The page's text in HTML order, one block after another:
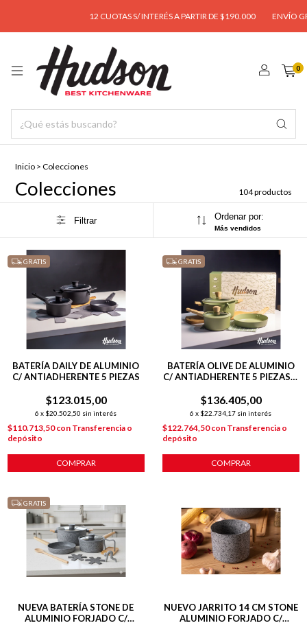
12 CUOTAS S/ INTERÉS A PARTIR DE $190.000 ENVÍO GRATIS A
0
Inicio > Colecciones
Colecciones 104 productos
Filtrar Ordenar por:
Más vendidos
GRATIS
BATERÍA DAILY DE ALUMINIO
C/ ANTIADHERENTE 5 PIEZAS
$123.015,00
6 x $20.502,50 sin interés
$110.713,50con Transferencia o
depósito
COMPRAR
GRATIS
BATERÍA OLIVE DE ALUMINIO
C/ ANTIADHERENTE 5 PIEZAS +
$136.405,00
6 x $22.734,17 sin interés
$122.764,50con Transferencia o
depósito
COMPRAR
GRATIS
NUEVA BATERÍA STONE DE
ALUMINIO FORJADO C/
NUEVO JARRITO 14 CM STONE
ALUMINIO FORJADO C/